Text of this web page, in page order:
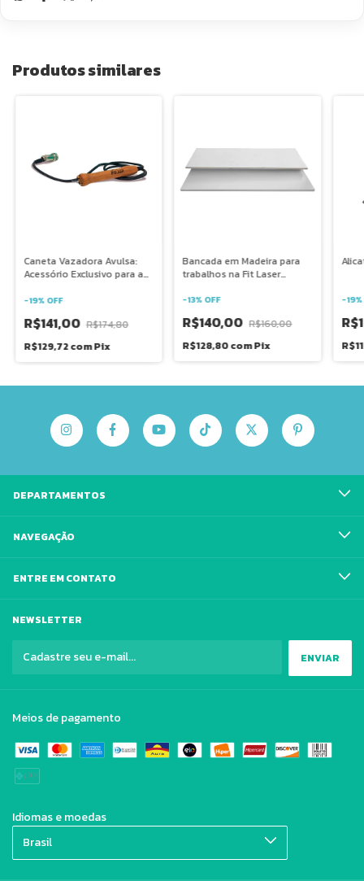
Produtos similares
Caneta Vazadora Avulsa:
Acessório Exclusivo para a
-19% OFF
R$141,00 R$174,80
R$129,72comPix
Bancada em Madeira para
trabalhos na Fit Laser
-13% OFF
R$140,00 R$160,00
R$128,80comPix
-19%
DEPARTAMENTOS
NAVEGAÇÃO
ENTRE EM CONTATO
NEWSLETTER
Meios de pagamento
Idiomas e moedas